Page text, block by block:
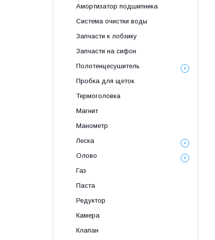
Амортизатор подшипника
Система очистки воды
Запчасти к лобзику
Запчасти на сифон
Полотенцесушитель
Пробка для щеток
Термоголовка
Магнит
Манометр
Леска
Олово
Газ
Паста
Редуктор
Камера
Клапан